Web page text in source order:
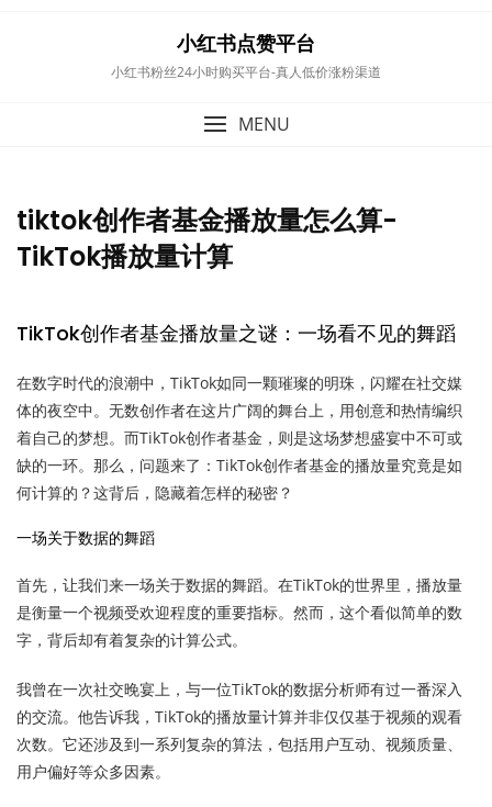
小红书点赞平台
小红书粉丝24小时购买平台-真人低价涨粉渠道
MENU
tiktok创作者基金播放量怎么算-
TikTok播放量计算
TikTok创作者基金播放量之谜：一场看不见的舞蹈
在数字时代的浪潮中，TikTok如同一颗璀璨的明珠，闪耀在社交媒
体的夜空中。无数创作者在这片广阔的舞台上，用创意和热情编织
着自己的梦想。而TikTok创作者基金，则是这场梦想盛宴中不可或
缺的一环。那么，问题来了：TikTok创作者基金的播放量究竟是如
何计算的？这背后，隐藏着怎样的秘密？
一场关于数据的舞蹈
首先，让我们来一场关于数据的舞蹈。在TikTok的世界里，播放量
是衡量一个视频受欢迎程度的重要指标。然而，这个看似简单的数
字，背后却有着复杂的计算公式。
我曾在一次社交晚宴上，与一位TikTok的数据分析师有过一番深入
的交流。他告诉我，TikTok的播放量计算并非仅仅基于视频的观看
次数。它还涉及到一系列复杂的算法，包括用户互动、视频质量、
用户偏好等众多因素。